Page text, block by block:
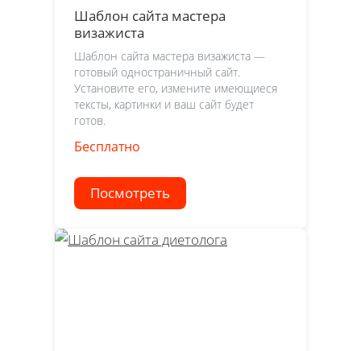
Шаблон сайта мастера
визажиста
Шаблон сайта мастера визажиста —
готовый одностраничный сайт.
Установите его, измените имеющиеся
тексты, картинки и ваш сайт будет
готов.
Бесплатно
Посмотреть